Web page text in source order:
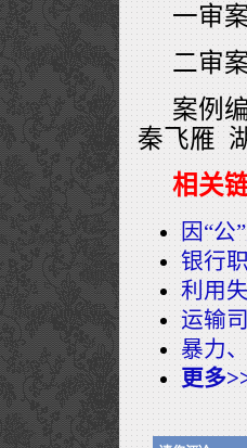
一审
二审
案例
秦飞雁
相关
因“公
银行
利用
运输
暴力
更多